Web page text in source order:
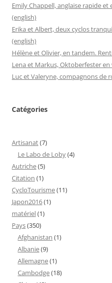
Emily Chappell, anglaise rapide
(english)
Erika et Albert, deux cyclos
(english)
Hélène et Olivier, en tandem.
Lena et Markus, Oktoberfester
Luc et Valeryne, compagnons de
Catégories
Artisanat(7)
Le Labo de Loby(4)
Autriche(5)
Citation (1)
CycloTourisme(11)
Japon2016(1)
matériel(1)
Pays(350)
Afghanistan (1)
Albanie(9)
Allemagne(1)
Cambodge(18)